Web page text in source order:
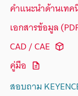
คำแนะนำด้านเทค
เอกสารข้อมูล
CAD / CAE
คู่มือ
สอบถาม